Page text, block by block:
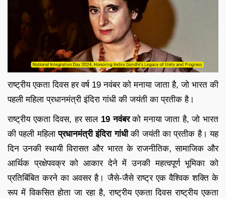
राष्ट्रीय एकता दिवस हर वर्ष 19 नवंबर को मनाया जाता है, जो भारत की
पहली महिला प्रधानमंत्री इंदिरा गांधी की जयंती का प्रतीक है।
राष्ट्रीय एकता दिवस, हर साल 19 नवंबरको मनाया जाता है, जो भारत
की पहली महिलाप्रधानमंत्रीइंदिरा गांधीकी जयंती का प्रतीक है। यह
दिन उनकी स्थायी विरासत और भारत के राजनीतिक, सामाजिक और
आर्थिक प्रक्षेपवक्र को आकार देने में उनकी महत्वपूर्ण भूमिका को
प्रतिबिंबित करने का अवसर है। जैसे-जैसे राष्ट्र एक वैश्विक शक्ति के
रूप में विकसित होता जा रहा है, राष्ट्रीय एकता दिवस राष्ट्रीय एकता